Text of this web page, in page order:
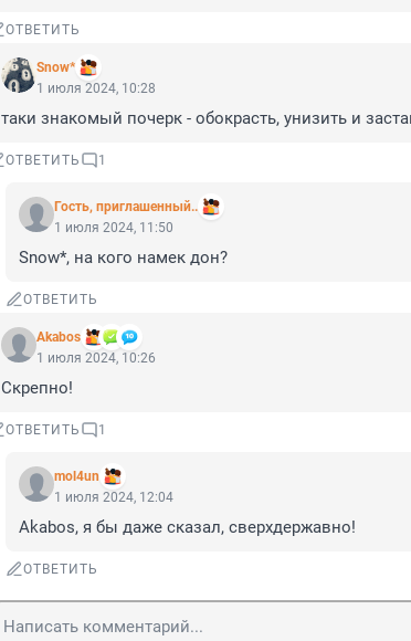
ОТВЕТИТЬ
Snow*
1 июля 2024, 10:28
таки знакомый почерк - обокрасть, унизить и
ОТВЕТИТЬ 1
Гость, приглашенный..
1 июля 2024, 11:50
Snow*, на кого намек дон?
ОТВЕТИТЬ
Akabos
1 июля 2024, 10:26
Скрепно!
ОТВЕТИТЬ 1
mol4un
1 июля 2024, 12:04
Akabos, я бы даже сказал, сверхдержавно!
ОТВЕТИТЬ